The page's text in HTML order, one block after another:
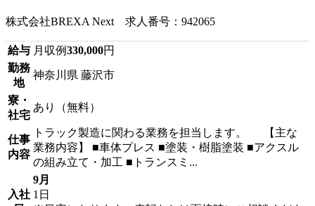
株式会社BREXA Next 求人番号：942065
給与 月収例330,000円
勤務
地
神奈川県 藤沢市
寮・
社宅
あり（無料）
仕事
内容
トラック製造に関わる業務を担当します。 【主な
業務内容】 ■車体プレス ■塗装・樹脂塗装 ■アクスル
の組み立て・加工 ■トランスミ...
入社
9月
1日